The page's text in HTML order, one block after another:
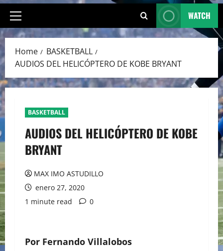
Primary
Menu
WATCH
Home
BASKETBALL
AUDIOS DEL HELICÓPTERO DE KOBE BRYANT
BASKETBALL
AUDIOS DEL HELICÓPTERO DE KOBE
BRYANT
MAX IMO ASTUDILLO
enero 27, 2020
1 minute read
0
Por Fernando Villalobos